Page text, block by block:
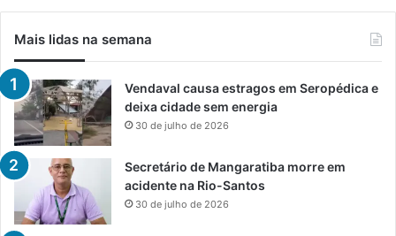
Mais lidas na semana
Vendaval causa estragos em Seropédica e
deixa cidade sem energia
30 de julho de 2026
Secretário de Mangaratiba morre em
acidente na Rio-Santos
30 de julho de 2026